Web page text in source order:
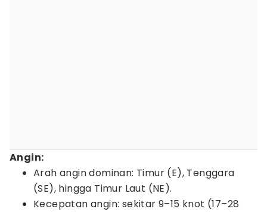
Angin:
Arah angin dominan: Timur (E), Tenggara
(SE), hingga Timur Laut (NE).
Kecepatan angin: sekitar 9–15 knot (17–28